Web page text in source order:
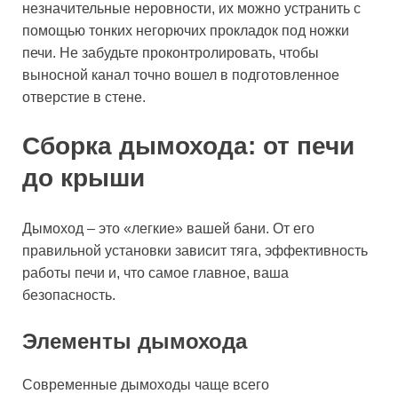
незначительные неровности, их можно устранить с
помощью тонких негорючих прокладок под ножки
печи. Не забудьте проконтролировать, чтобы
выносной канал точно вошел в подготовленное
отверстие в стене.
Сборка дымохода: от печи
до крыши
Дымоход – это «легкие» вашей бани. От его
правильной установки зависит тяга, эффективность
работы печи и, что самое главное, ваша
безопасность.
Элементы дымохода
Современные дымоходы чаще всего